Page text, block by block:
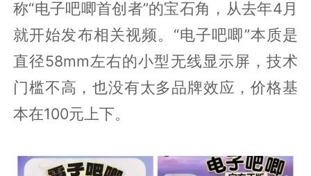
称“电子吧唧首创者”的宝石角，从去年4月
就开始发布相关视频。“电子吧唧”本质是
直径58mm左右的小型无线显示屏，技术
门槛不高，也没有太多品牌效应，价格基
本在100元上下。